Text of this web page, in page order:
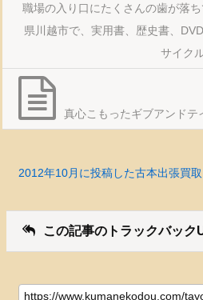
職場の入り口にたくさんの歯が落
県川越市で、実用書、歴史書、
サイク
真心こもったギブアンドテ
2012年10月に投稿した古本出張買
この記事のトラックバック